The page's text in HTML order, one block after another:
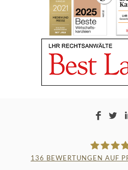
136 BEWERTUNGEN AUF